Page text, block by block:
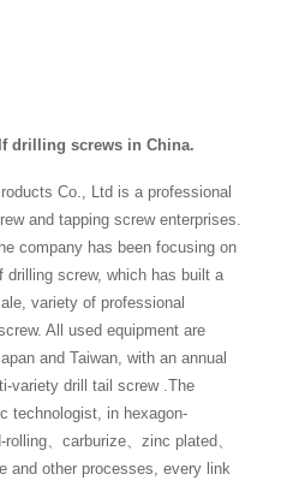
drilling screws in China.
Co., Ltd is a professional
and tapping screw enterprises.
company has been focusing on
drilling screw, which has built a
variety of professional
All used equipment are
and Taiwan, with an annual
variety drill tail screw .The
technologist, in hexagon-
、carburize、zinc plated、
and other processes, every link